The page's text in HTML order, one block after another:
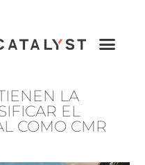
LA
EL
COMO CMR